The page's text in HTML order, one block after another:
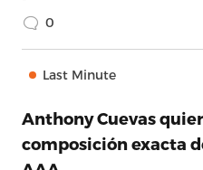
0
Last Minute
Anthony Cuevas
composición exacta